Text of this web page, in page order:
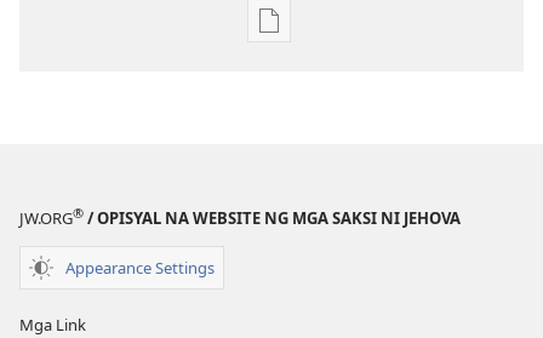
Opsiyon
MAGASIN
JW.ORG® / OPISYAL NA WEBSITE NG MGA SAKSI NI JEHOVA
Appearance Settings
Mga Link